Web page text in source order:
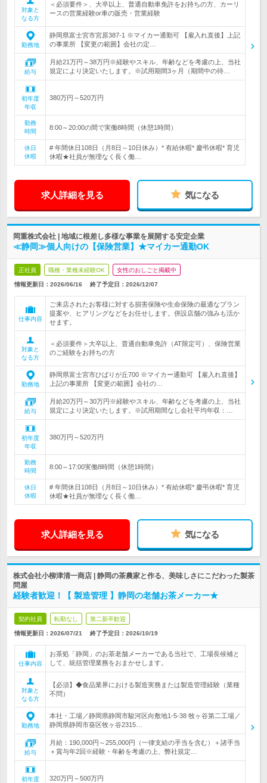
対象と
なる方
＜必須要件＞、大卒以上、普通自動車免許をお持ちの方、カーリ
ースの営業経験or車の販売・営業経験
勤務地
静岡県富士宮市宮原387-1 ※マイカー通勤可 【雇入れ直後】上記
の事業所 【変更の範囲】会社の定…
給与
月給21万円～38万円※経験やスキル、年齢などを考慮の上、当社
規定により決定いたします。※試用期間3ヶ月（期間中の待…
初年度
年収
380万円～520万円
勤務
時間
8:00～20:00の間で実働8時間（休憩1時間）
休日
休暇
# 年間休日108日（月8日～10日休み）* 有給休暇* 慶弔休暇* 育児
休暇★社員が無理なく長く働…
求人詳細を見る 気になる
岡重株式会社 | 地域に根差し多様な事業を展開する安定企業
≪静岡≫個人向けの【保険営業】★マイカー通勤OK
正社員 職種・業種未経験OK 女性のおしごと掲載中
情報更新日：2026/06/16 終了予定日： 2026/12/07
仕事内容
ご来店されたお客様に対する損害保険や生命保険の最適なプラン
提案や、ヒアリングなどをお任せします。併設店舗の強みも活か
せます。
対象と
なる方
＜必須要件＞大卒以上、普通自動車免許（AT限定可）、保険営業
のご経験をお持ちの方
勤務地
静岡県富士宮市ひばりが丘700 ※マイカー通勤可 【雇入れ直後】
上記の事業所 【変更の範囲】会社の…
給与
月給20万円～30万円※経験やスキル、年齢などを考慮の上、当社
規定により決定いたします。※試用期間なし会社平均年収：…
初年度
年収
380万円～520万円
勤務
時間
8:00～17:00実働8時間（休憩1時間）
休日
休暇
# 年間休日108日（月8日～10日休み）* 有給休暇* 慶弔休暇* 育児
休暇★社員が無理なく長く働…
求人詳細を見る 気になる
株式会社小柳津清一商店 | 静岡の茶農家と作る、美味しさにこだわった製茶
問屋
経験者歓迎！【 製造管理 】静岡の老舗お茶メーカー★
契約社員 転勤なし 第二新卒歓迎
情報更新日：2026/07/21 終了予定日： 2026/10/19
仕事内容
お茶処「静岡」のお茶老舗メーカーである当社で、工場長候補と
して、統括管理業務をおまかせします。
対象と
なる方
【必須】◆食品業界における製造実務または製造管理経験（業種
不問）
勤務地
本社・工場／静岡県静岡市駿河区向敷地1-5-38 牧ヶ谷第二工場／
静岡県静岡市葵区牧ヶ谷2315…
給与
月給：190,000円～255,000円（一律支給の手当を含む）＋諸手当
＋賞与年2回※経験・年齢を考慮の上、弊社規定…
初年度
320万円～500万円